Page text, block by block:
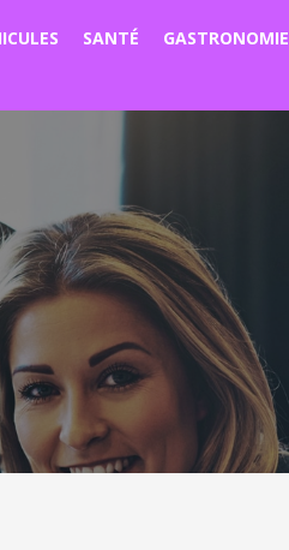
SANTÉ GASTRONOMIE